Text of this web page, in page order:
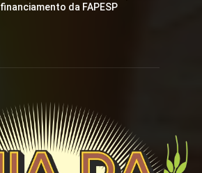
financiamento da FAPESP